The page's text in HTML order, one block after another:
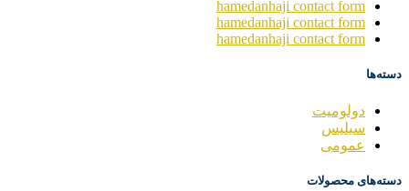
hamedanhaji contact form
hamedanhaji contact form
hamedanhaji contact form
دسته‌ها
دولومیت
سیلیس
عمومی
دسته‌های محصولات